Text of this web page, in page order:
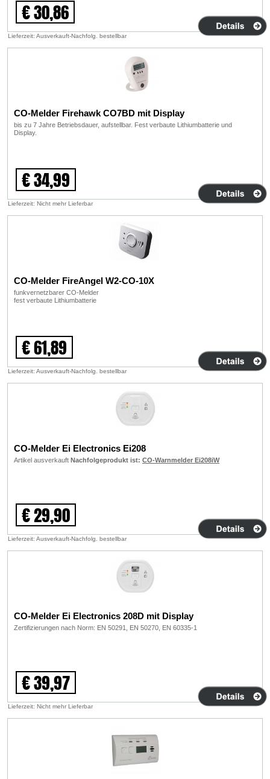
€ 30,86
Lieferzeit: Ausverkauft-Nachfolg. bestellbar
CO-Melder Firehawk CO7BD mit Display
bis zu 7 Jahre Betriebsdauer, aufstellbar. Fest verbaute Lithiumbatterie und
Display.
€ 34,99
Lieferzeit: Nicht mehr Lieferbar
CO-Melder FireAngel W2-CO-10X
funkvernetzbarer CO-Melder
fest verbaute Lithiumbatterie
€ 61,89
Lieferzeit: Ausverkauft-Nachfolg. bestellbar
CO-Melder Ei Electronics Ei208
Artikel ausverkauft Nachfolgeprodukt ist: CO-Warnmelder Ei208iW
€ 29,90
Lieferzeit: Ausverkauft-Nachfolg. bestellbar
CO-Melder Ei Electronics 208D mit Display
Zertifizierungen nach Norm: EN 50291, EN 50270, EN 60335-1
€ 39,97
Lieferzeit: Nicht mehr Lieferbar